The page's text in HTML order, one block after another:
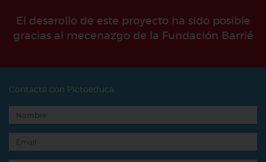
El desarollo de este proyecto ha sido posible
gracias al mecenazgo de la Fundación Barrié
Contacta con Pictoeduca